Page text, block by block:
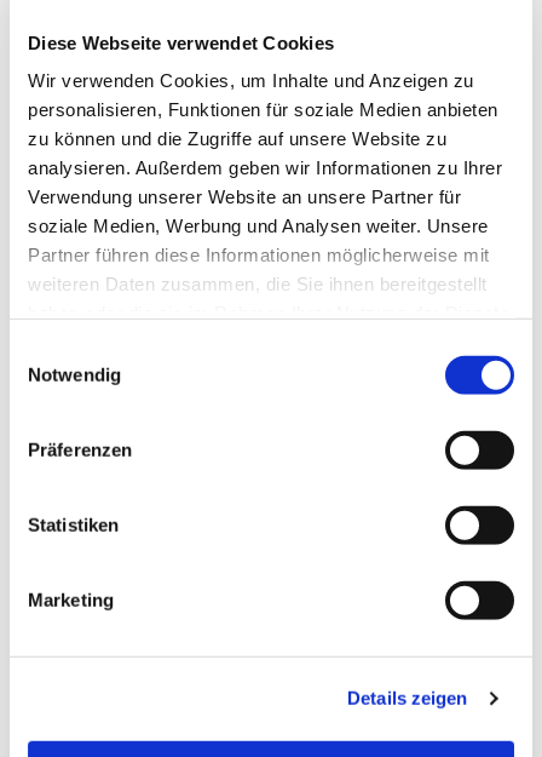
Diese Webseite verwendet Cookies
Wir verwenden Cookies, um Inhalte und Anzeigen zu
personalisieren, Funktionen für soziale Medien anbieten
zu können und die Zugriffe auf unsere Website zu
analysieren. Außerdem geben wir Informationen zu Ihrer
Verwendung unserer Website an unsere Partner für
soziale Medien, Werbung und Analysen weiter. Unsere
Partner führen diese Informationen möglicherweise mit
weiteren Daten zusammen, die Sie ihnen bereitgestellt
Notwendig
Präferenzen
Statistiken
Marketing
Details zeigen